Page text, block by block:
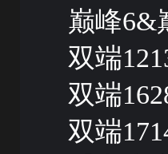
巅峰6&
双端
双端
双端